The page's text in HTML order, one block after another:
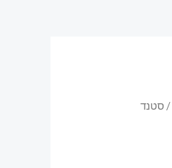
/ סטנד